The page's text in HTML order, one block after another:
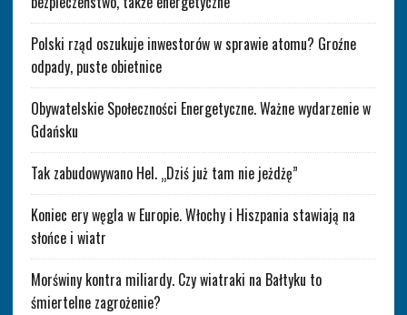
Polski rząd oszukuje inwestorów w sprawie atomu? Groźne
odpady, puste obietnice
Obywatelskie Społeczności Energetyczne. Ważne wydarzenie w
Gdańsku
Tak zabudowywano Hel. „Dziś już tam nie jeżdżę”
Koniec ery węgla w Europie. Włochy i Hiszpania stawiają na
słońce i wiatr
Morświny kontra miliardy. Czy wiatraki na Bałtyku to
śmiertelne zagrożenie?